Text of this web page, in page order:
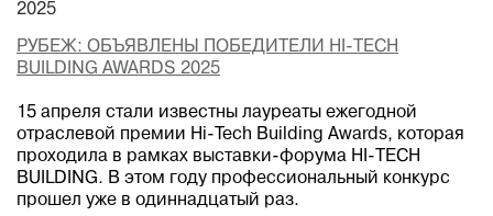
2025
РУБЕЖ: ОБЪЯВЛЕНЫ ПОБЕДИТЕЛИ HI-TECH
BUILDING AWARDS 2025
15 апреля стали известны лауреаты ежегодной
отраслевой премии Hi-Tech Building Awards, которая
проходила в рамках выставки-форума HI-TECH
BUILDING. В этом году профессиональный конкурс
прошел уже в одиннадцатый раз.